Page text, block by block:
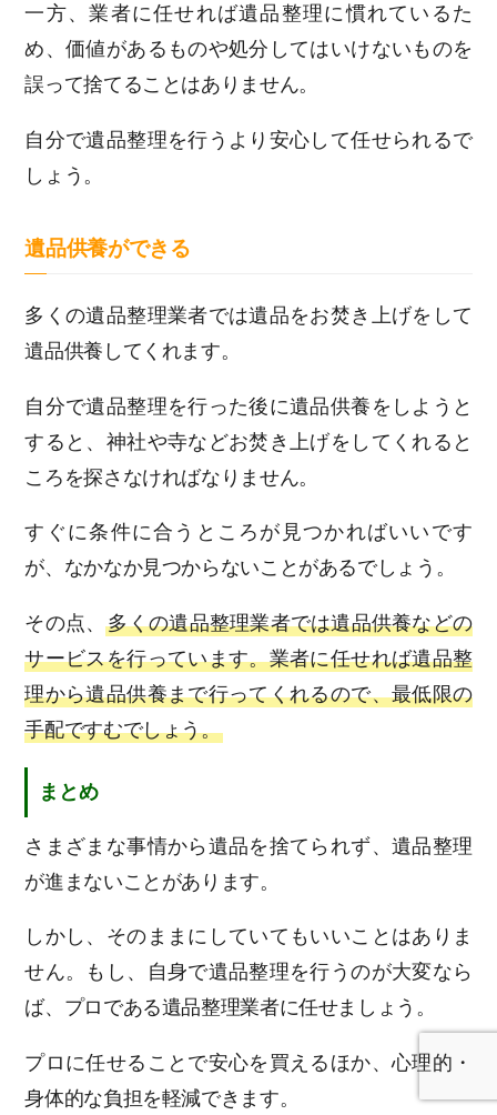
一方、業者に任せれば遺品整理に慣れているた
め、価値があるものや処分してはいけないものを
誤って捨てることはありません。
自分で遺品整理を行うより安心して任せられるで
しょう。
遺品供養ができる
多くの遺品整理業者では遺品をお焚き上げをして
遺品供養してくれます。
自分で遺品整理を行った後に遺品供養をしようと
すると、神社や寺などお焚き上げをしてくれると
ころを探さなければなりません。
すぐに条件に合うところが見つかればいいです
が、なかなか見つからないことがあるでしょう。
その点、多くの遺品整理業者では遺品供養などの
サービスを行っています。業者に任せれば遺品整
理から遺品供養まで行ってくれるので、最低限の
手配ですむでしょう。
まとめ
さまざまな事情から遺品を捨てられず、遺品整理
が進まないことがあります。
しかし、そのままにしていてもいいことはありま
せん。もし、自身で遺品整理を行うのが大変なら
ば、プロである遺品整理業者に任せましょう。
プロに任せることで安心を買えるほか、心理的・
身体的な負担を軽減できます。
0120-26-0410